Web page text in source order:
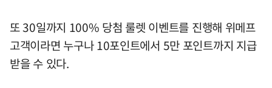
또 30일까지 100% 당첨 룰렛 이벤트를 진행해 위메프
고객이라면 누구나 10포인트에서 5만 포인트까지 지급
받을 수 있다.